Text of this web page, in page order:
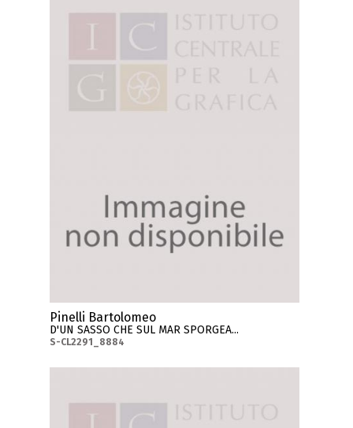
Pinelli Bartolomeo
D'UN SASSO CHE SUL MAR SPORGEA...
S-CL2291_8884